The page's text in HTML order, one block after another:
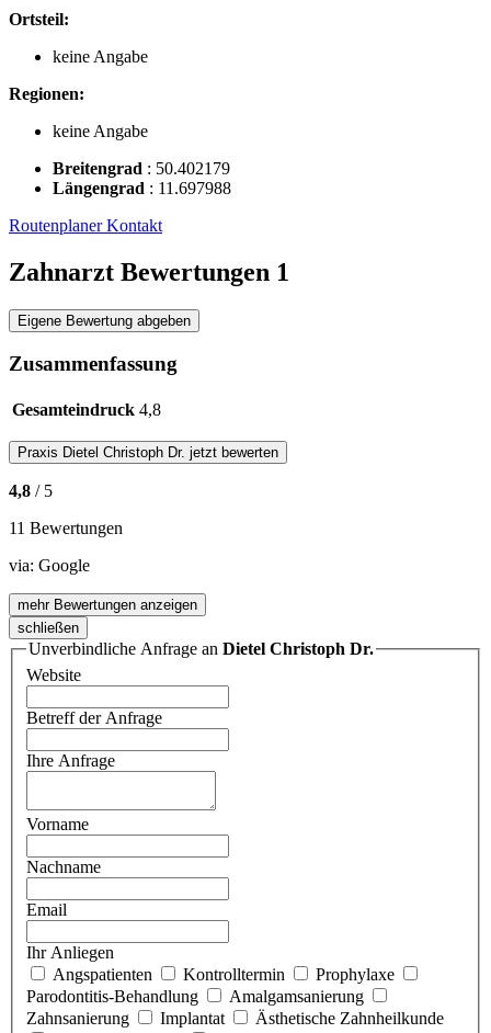
Ortsteil:
keine Angabe
Regionen:
keine Angabe
Breitengrad : 50.402179
Längengrad : 11.697988
RoutenplanerKontakt
Zahnarzt Bewertungen 1
Eigene Bewertung abgeben
Zusammenfassung
Gesamteindruck 4,8
Praxis Dietel Christoph Dr. jetzt bewerten
4,8 / 5
11 Bewertungen
via: Google
mehr Bewertungen anzeigen
schließen
Unverbindliche Anfrage an Dietel Christoph Dr.
Website
Betreff der Anfrage
Ihre Anfrage
Vorname
Nachname
Email
Ihr Anliegen
Angspatienten
Kontrolltermin
Prophylaxe
Parodontitis-Behandlung
Amalgamsanierung
Zahnsanierung
Implantat
Ästhetische Zahnheilkunde